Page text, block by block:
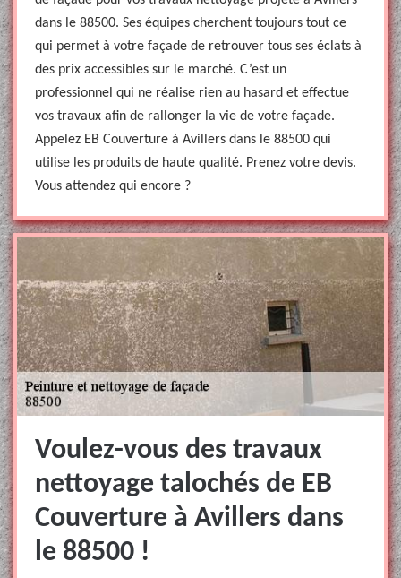
dans le 88500. Ses équipes cherchent toujours tout ce
qui permet à votre façade de retrouver tous ses éclats à
des prix accessibles sur le marché. C’est un
professionnel qui ne réalise rien au hasard et effectue
vos travaux afin de rallonger la vie de votre façade.
Appelez EB Couverture à Avillers dans le 88500 qui
utilise les produits de haute qualité. Prenez votre devis.
Vous attendez qui encore ?
Voulez-vous des travaux
nettoyage talochés de EB
Couverture à Avillers dans
le 88500 !